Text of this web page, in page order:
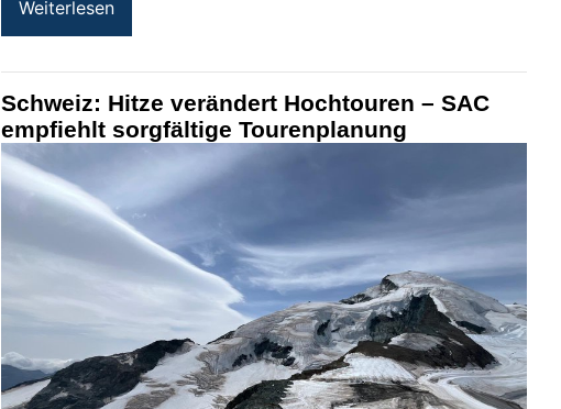
Weiterlesen
Schweiz: Hitze verändert Hochtouren – SAC
empfiehlt sorgfältige Tourenplanung